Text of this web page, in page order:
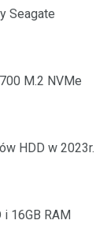
Seagate
M.2 NVMe
HDD w 2023r.
16GB RAM